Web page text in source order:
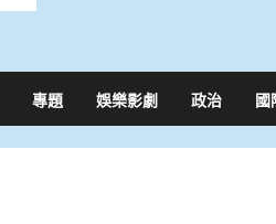
專題 娛樂影劇 政治 國